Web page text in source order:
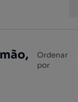
Ordenar
por